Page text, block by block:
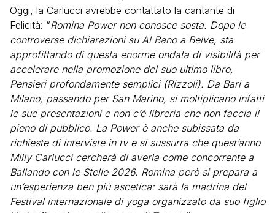
Oggi, la Carlucci avrebbe contattato la cantante di
Felicità: “Romina Power non conosce sosta. Dopo le
controverse dichiarazioni su Al Bano a Belve, sta
approfittando di questa enorme ondata di visibilità per
accelerare nella promozione del suo ultimo libro,
Pensieri profondamente semplici (Rizzoli). Da Bari a
Milano, passando per San Marino, si moltiplicano infatti
le sue presentazioni e non c’è libreria che non faccia il
pieno di pubblico. La Power è anche subissata da
richieste di interviste in tv e si sussurra che quest’anno
Milly Carlucci cercherà di averla come concorrente a
Ballando con le Stelle 2026. Romina però si prepara a
un’esperienza ben più ascetica: sarà la madrina del
Festival internazionale di yoga organizzato da suo figlio